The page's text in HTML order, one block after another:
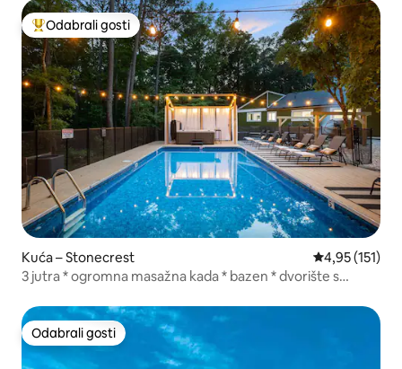
Među najviše rangiranima s oznakom „Odabrali gosti”
Odabrali gosti
Kuća – Stonecrest Prosječna
4,95 (151)
3 jutra * ogromna masažna kada * bazen * dvorište s
Odabrali gosti
Odabrali gosti